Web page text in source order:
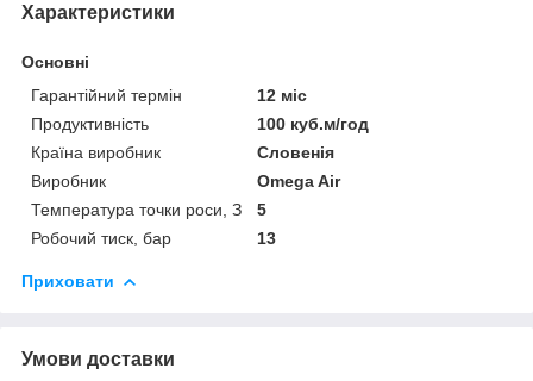
Характеристики
Основні
Гарантійний термін
12 міс
Продуктивність
100 куб.м/год
Країна виробник
Словенія
Виробник
Omega Air
Температура точки роси, З
5
Робочий тиск, бар
13
Приховати
Умови доставки